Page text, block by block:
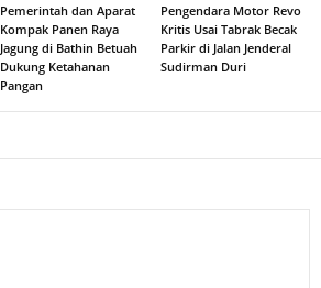
Pemerintah dan Aparat
Kompak Panen Raya
Jagung di Bathin Betuah
Dukung Ketahanan
Pangan
Pengendara Motor Revo
Kritis Usai Tabrak Becak
Parkir di Jalan Jenderal
Sudirman Duri